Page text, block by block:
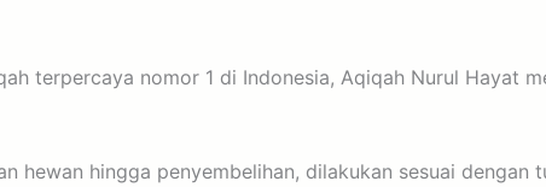
terpercaya nomor 1 di Indonesia, Aqiqah Nurul Hayat
hewan hingga penyembelihan, dilakukan sesuai dengan